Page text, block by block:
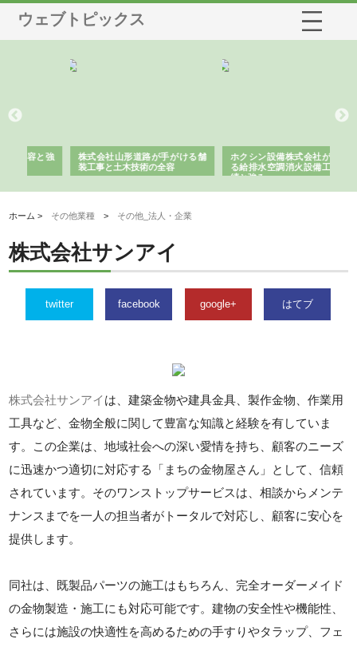
ウェブトピックス
がける舗
ホクシン設備株式会社が手がけ
る給排水空調消火設備工事の実
績と強み
株式会社東京シー・エム・シー
のGISインフラ管理システム導
入メリット
ホーム > その他業種 > その他_法人・企業
株式会社サンアイ
twitter facebook google+ はてブ
株式会社サンアイは、建築金物や建具金具、製作金物、作業用
工具など、金物全般に関して豊富な知識と経験を有していま
す。この企業は、地域社会への深い愛情を持ち、顧客のニーズ
に迅速かつ適切に対応する「まちの金物屋さん」として、信頼
されています。そのワンストップサービスは、相談からメンテ
ナンスまでを一人の担当者がトータルで対応し、顧客に安心を
提供します。
同社は、既製品パーツの施工はもちろん、完全オーダーメイド
の金物製造・施工にも対応可能です。建物の安全性や機能性、
さらには施設の快適性を高めるための手すりやタラップ、フェ